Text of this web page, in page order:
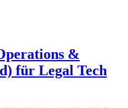
&
für Legal Tech